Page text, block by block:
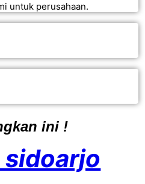
untuk perusahaan.
ini !
sidoarjo